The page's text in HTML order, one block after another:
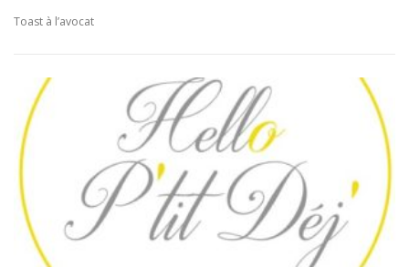
Toast à l’avocat